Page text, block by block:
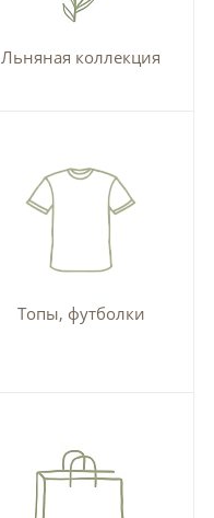
Льняная коллекция
Топы, футболки